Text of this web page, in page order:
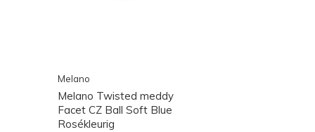
Melano
Melano Twisted meddy
Facet CZ Ball Soft Blue
Rosékleurig